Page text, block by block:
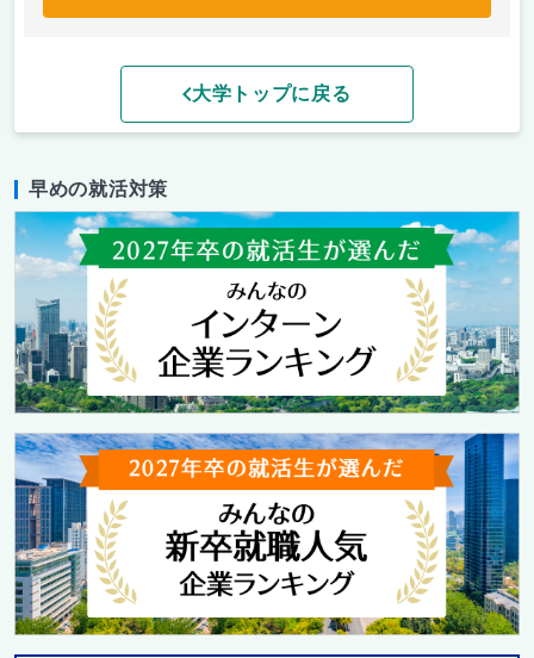
大学トップに戻る
早めの就活対策